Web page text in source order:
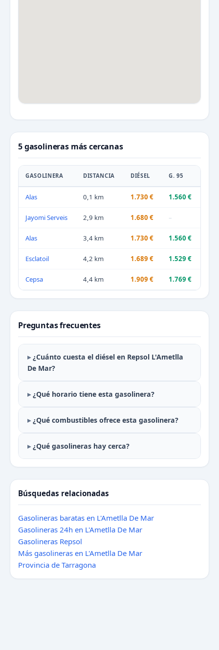
5 gasolineras más cercanas
GASOLINERA DISTANCIA DIÉSEL G. 95
Alas 0,1 km 1.730 € 1.560 €
Jayomi Serveis 2,9 km 1.680 € –
Alas 3,4 km 1.730 € 1.560 €
Esclatoil 4,2 km 1.689 € 1.529 €
Cepsa 4,4 km 1.909 € 1.769 €
Preguntas frecuentes
¿Cuánto cuesta el diésel en Repsol L'Ametlla
De Mar?
¿Qué horario tiene esta gasolinera?
¿Qué combustibles ofrece esta gasolinera?
¿Qué gasolineras hay cerca?
Búsquedas relacionadas
Gasolineras baratas en L'Ametlla De Mar
Gasolineras 24h en L'Ametlla De Mar
Gasolineras Repsol
Más gasolineras en L'Ametlla De Mar
Provincia de Tarragona